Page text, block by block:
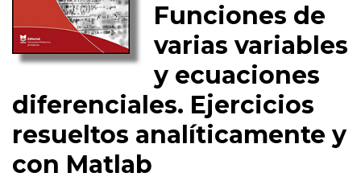
Funciones de
varias variables
y ecuaciones
diferenciales. Ejercicios
resueltos analíticamente y
con Matlab